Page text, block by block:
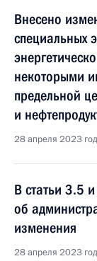
Внесено
специальных
некоторыми
предельной
и
28 апреля 2023
В статьи 3.5
об
изменения
28 апреля 2023